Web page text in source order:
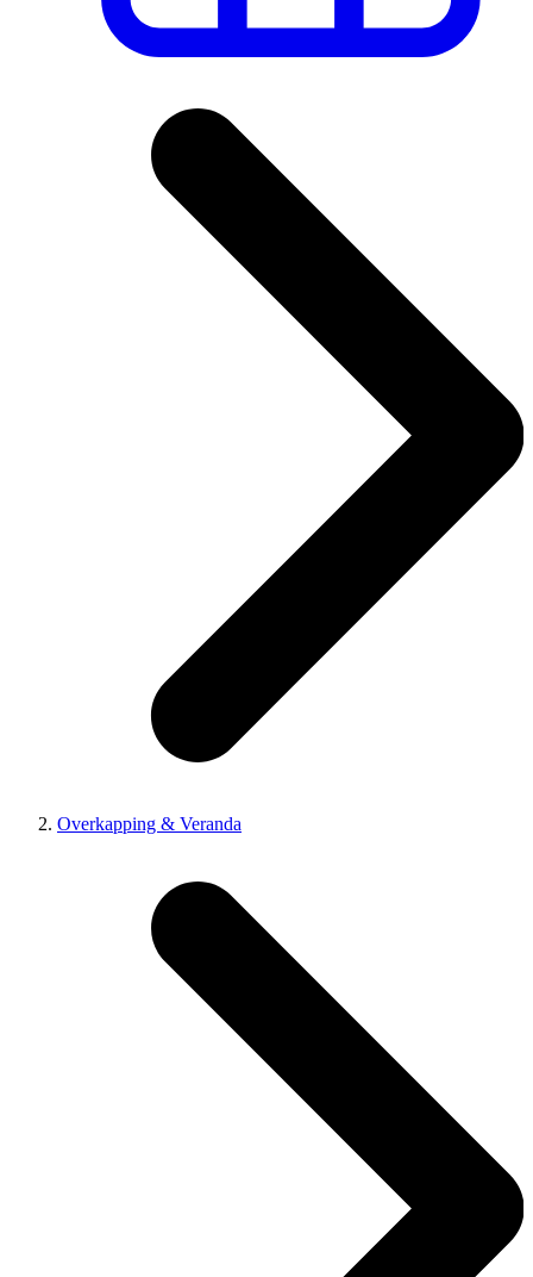
Overkapping & Veranda